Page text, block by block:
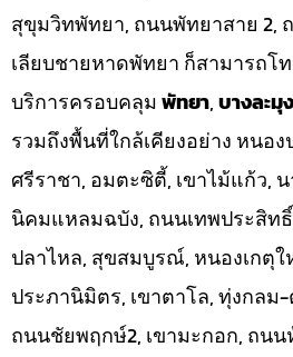
สุขุมวิทพัทยา, ถนนพัทยาสาย 2,
เลียบชายหาดพัทยา ก็สามารถโ
บริการครอบคลุมพัทยา,บางละมุง
รวมถึงพื้นที่ใกล้เคียงอย่าง หนอ
ศรีราชา, อมตะซิตี้, เขาไม้แก้ว,
นิคมแหลมฉบัง, ถนนเทพประสิท
ปลาไหล, สุขสมบูรณ์, หนองเกตุ
ประภานิมิตร, เขาตาโล, ทุ่งกล
ถนนชัยพฤกษ์2, เขามะกอก, ถน